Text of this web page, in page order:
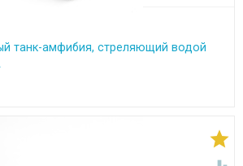
танк-амфибия, стреляющий водой
